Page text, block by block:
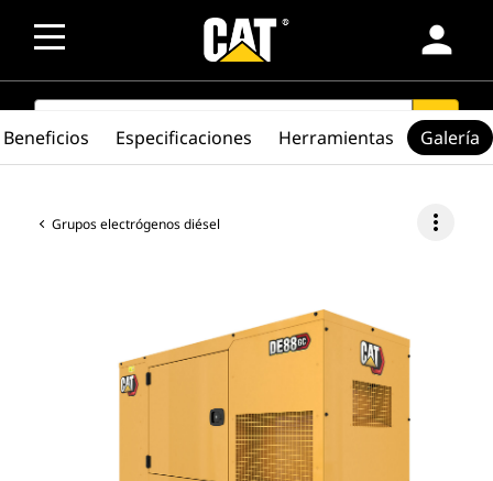
person
SEARCH search
Grupos electrógenos diésel more_vert
Beneficios Especificaciones Herramientas Galería